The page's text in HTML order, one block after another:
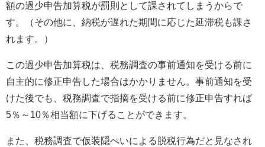
額の過少申告加算税が罰則として課されてしまうからで
す。（その他に、納税が遅れた期間に応じた延滞税も課さ
れます。）
この過少申告加算税は、税務調査の事前通知を受ける前に
自主的に修正申告した場合はかかりません。事前通知を受
けた後でも、税務調査で指摘を受ける前に修正申告すれば
5％～10％相当額に下げることができます。
また、税務調査で仮装隠ぺいによる脱税行為だと見なされ